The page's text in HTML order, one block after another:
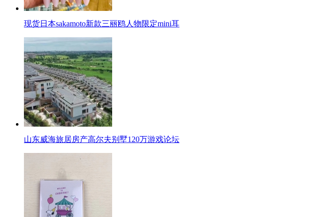
现货日本sakamoto新款三丽鸥人物限定mini耳
山东威海旅居房产高尔夫别墅120万游戏论坛